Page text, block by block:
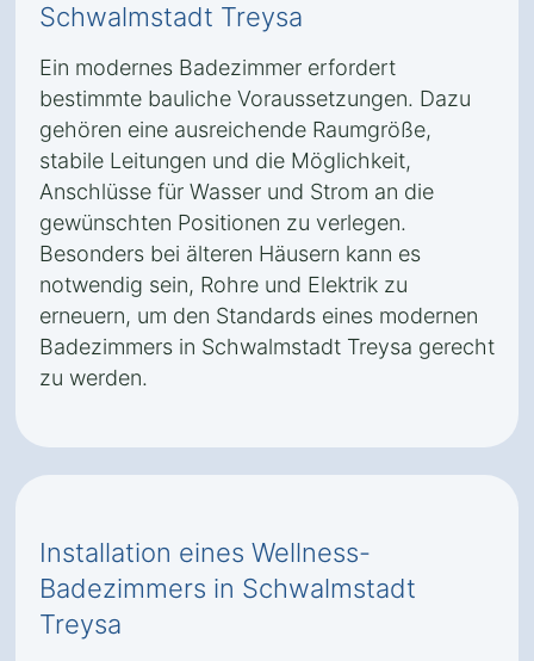
Schwalmstadt Treysa
Ein modernes Badezimmer erfordert
bestimmte bauliche Voraussetzungen. Dazu
gehören eine ausreichende Raumgröße,
stabile Leitungen und die Möglichkeit,
Anschlüsse für Wasser und Strom an die
gewünschten Positionen zu verlegen.
Besonders bei älteren Häusern kann es
notwendig sein, Rohre und Elektrik zu
erneuern, um den Standards eines modernen
Badezimmers in Schwalmstadt Treysa gerecht
zu werden.
Installation eines Wellness-
Badezimmers in Schwalmstadt
Treysa